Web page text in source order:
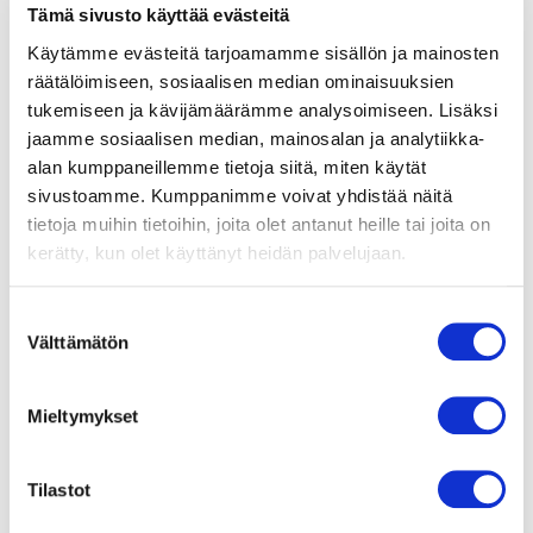
Tämä sivusto käyttää evästeitä
Käytämme evästeitä tarjoamamme sisällön ja mainosten
räätälöimiseen, sosiaalisen median ominaisuuksien
tukemiseen ja kävijämäärämme analysoimiseen. Lisäksi
jaamme sosiaalisen median, mainosalan ja analytiikka-
alan kumppaneillemme tietoja siitä, miten käytät
sivustoamme. Kumppanimme voivat yhdistää näitä
tietoja muihin tietoihin, joita olet antanut heille tai joita on
kerätty, kun olet käyttänyt heidän palvelujaan.
valinta
Välttämätön
Mieltymykset
Tilastot
Kuntoutumisen edetessä potilaan oma rooli muuttuu
aktiivisemmaksi. Fysioterapeutti ohjaa potilaalle
enenevässä määrin toipilasajan asioita, jotta potilas
tietää kuinka toimia ja liikkua toipumisen
edistämiseksi. Rintakehän haavan vuoksi
kotivoimisteluharjoitteet aloitetaan jo varhaisessa
vaiheessa ryhtimuutosten ja lihasjännitysten
ehkäisemiseksi sekä rintarangan ja yläraajojen
vaihtelua ja asettamaan rasituksen niihin sopivaksi.
kotona toipilasaikana kahden kuukauden ajan
korkeintaan hieman rasittavaan rasitustasoon, jossa